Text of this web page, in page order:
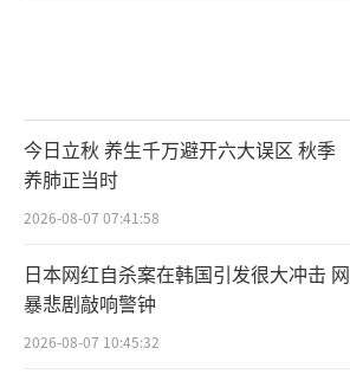
今日立秋 养生千万避开六大误区 秋季
养肺正当时
2026-08-07 07:41:58
日本网红自杀案在韩国引发很大冲击 网
暴悲剧敲响警钟
2026-08-07 10:45:32